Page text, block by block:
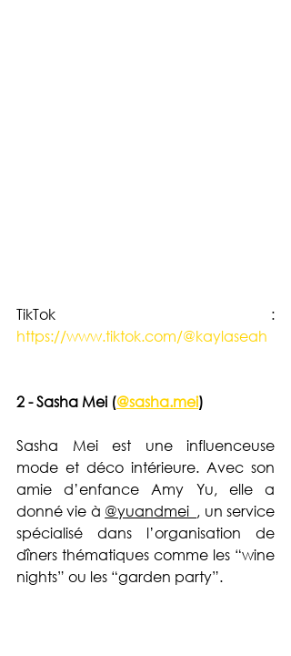
https://www.tiktok.com/@kaylaseah
2 - Sasha Mei (@sasha.mei)
Sasha Mei est une influenceuse
mode et déco intérieure. Avec son
amie d’enfance Amy Yu, elle a
donné vie à @yuandmei_ , un service
spécialisé dans l’organisation de
dîners thématiques comme les “wine
nights” ou les “garden party”.